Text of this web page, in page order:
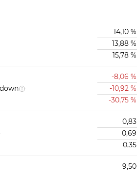
14,10 %
13,88 %
15,78 %
-8,06 %
-10,92 %
-30,75 %
0,83
0,69
0,35
9,50